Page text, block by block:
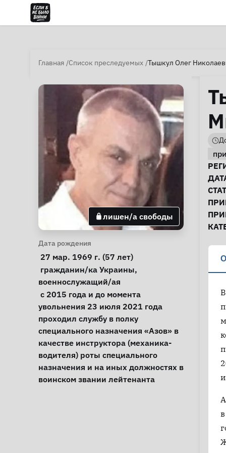
Главная Список преследуемых Тышкул Олег
лишен/а свободы
Личная информация
Дата рождения
27 мар. 1969 г. (57 лет)
Особые обстоятельства
гражданин/ка Украины
военнослужащий/ая
Примечания
увольнения 23 июля 2021 года
проходил службу в полку
специального назначения «Азов» в
качестве инструктора (механика-
водителя) роты специального
назначения и на иных должностях в
воинском звании лейтенанта